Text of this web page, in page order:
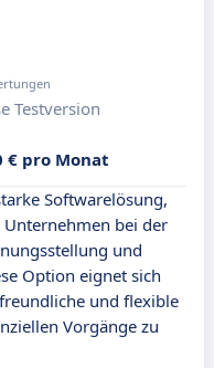
Testversion
€ pro Monat
Softwarelösung,
bei der
und
Option eignet sich
und flexible
Vorgänge zu